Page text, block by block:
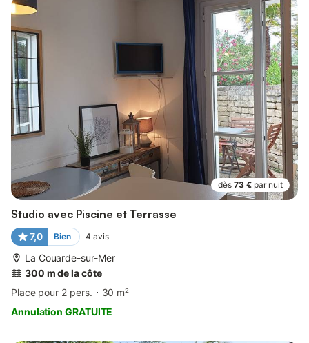
dès 73 € par nuit
Studio avec Piscine et Terrasse
7,0 Bien 4 avis
La Couarde-sur-Mer
300 m de la côte
Place pour 2 pers.
30 m²
Annulation GRATUITE